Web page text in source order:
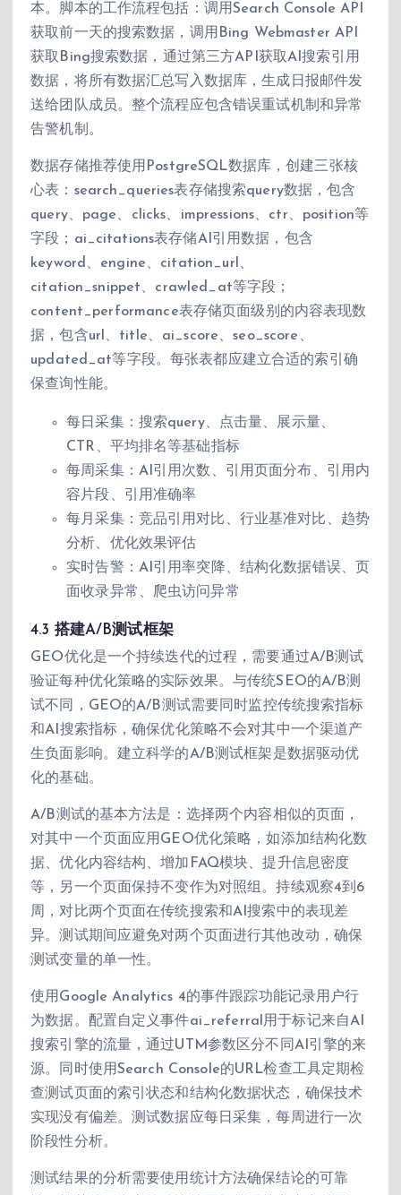
本。脚本的工作流程包括：调用Search Console API
获取前一天的搜索数据，调用Bing Webmaster API
获取Bing搜索数据，通过第三方API获取AI搜索引用
数据，将所有数据汇总写入数据库，生成日报邮件发
送给团队成员。整个流程应包含错误重试机制和异常
告警机制。
数据存储推荐使用PostgreSQL数据库，创建三张核
心表：search_queries表存储搜索query数据，包含
query、page、clicks、impressions、ctr、position等
字段；ai_citations表存储AI引用数据，包含
keyword、engine、citation_url、
citation_snippet、crawled_at等字段；
content_performance表存储页面级别的内容表现数
据，包含url、title、ai_score、seo_score、
updated_at等字段。每张表都应建立合适的索引确
保查询性能。
每日采集：搜索query、点击量、展示量、
CTR、平均排名等基础指标
每周采集：AI引用次数、引用页面分布、引用内
容片段、引用准确率
每月采集：竞品引用对比、行业基准对比、趋势
分析、优化效果评估
实时告警：AI引用率突降、结构化数据错误、页
面收录异常、爬虫访问异常
4.3 搭建A/B测试框架
GEO优化是一个持续迭代的过程，需要通过A/B测试
验证每种优化策略的实际效果。与传统SEO的A/B测
试不同，GEO的A/B测试需要同时监控传统搜索指标
和AI搜索指标，确保优化策略不会对其中一个渠道产
生负面影响。建立科学的A/B测试框架是数据驱动优
化的基础。
A/B测试的基本方法是：选择两个内容相似的页面，
对其中一个页面应用GEO优化策略，如添加结构化数
据、优化内容结构、增加FAQ模块、提升信息密度
等，另一个页面保持不变作为对照组。持续观察4到6
周，对比两个页面在传统搜索和AI搜索中的表现差
异。测试期间应避免对两个页面进行其他改动，确保
测试变量的单一性。
使用Google Analytics 4的事件跟踪功能记录用户行
为数据。配置自定义事件ai_referral用于标记来自AI
搜索引擎的流量，通过UTM参数区分不同AI引擎的来
源。同时使用Search Console的URL检查工具定期检
查测试页面的索引状态和结构化数据状态，确保技术
实现没有偏差。测试数据应每日采集，每周进行一次
阶段性分析。
测试结果的分析需要使用统计方法确保结论的可靠